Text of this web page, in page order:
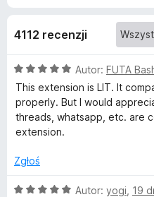
u
F
a
c
e
4112 recenzji
O
c
e
n
a
5
5
Autor: FUTA
This extension is LIT. It
properly. But I would
threads, whatsapp, etc. are
extension.
Zgłoś
O
Autor: yogi 19